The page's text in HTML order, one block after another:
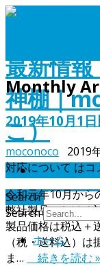
最新情
神棚｜
こ）
ホーム
Search
Search
ホーム
Monthly
2019年10月1
moconoco 2019
対応について はコ
令和元年10月から
弊社製品における
製品価格は税込＋
（税・送料込）
ま…
続きを読む »